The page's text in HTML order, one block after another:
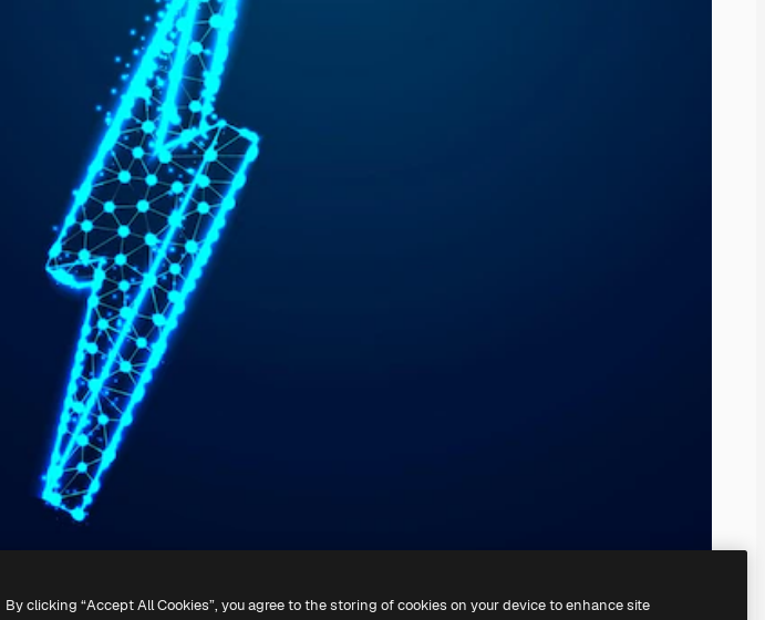
By clicking “Accept All Cookies”, you agree to the storing of cookies on your device to enhance site